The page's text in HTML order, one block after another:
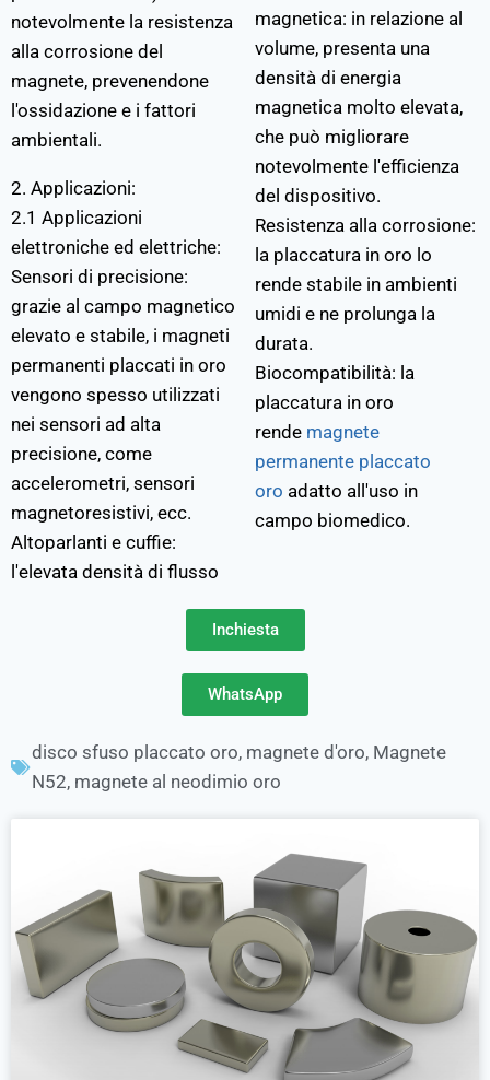
notevolmente la resistenza
alla corrosione del
magnete, prevenendone
l'ossidazione e i fattori
ambientali.
2. Applicazioni:
2.1 Applicazioni
elettroniche ed elettriche:
Sensori di precisione:
grazie al campo magnetico
elevato e stabile, i magneti
permanenti placcati in oro
vengono spesso utilizzati
nei sensori ad alta
precisione, come
accelerometri, sensori
magnetoresistivi, ecc.
Altoparlanti e cuffie:
l'elevata densità di flusso
magnetica: in relazione al
volume, presenta una
densità di energia
magnetica molto elevata,
che può migliorare
notevolmente l'efficienza
del dispositivo.
Resistenza alla corrosione:
la placcatura in oro lo
rende stabile in ambienti
umidi e ne prolunga la
durata.
Biocompatibilità: la
placcatura in oro
rende magnete
permanente placcato
oro adatto all'uso in
campo biomedico.
Inchiesta
WhatsApp
disco sfuso placcato oro, magnete d'oro, Magnete
N52, magnete al neodimio oro